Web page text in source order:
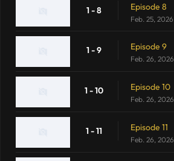
1 - 8 Episode 8
Feb. 25, 2026
1 - 9 Episode 9
Feb. 26, 2026
1 - 10 Episode 10
Feb. 26, 2026
1 - 11 Episode 11
Feb. 26, 2026